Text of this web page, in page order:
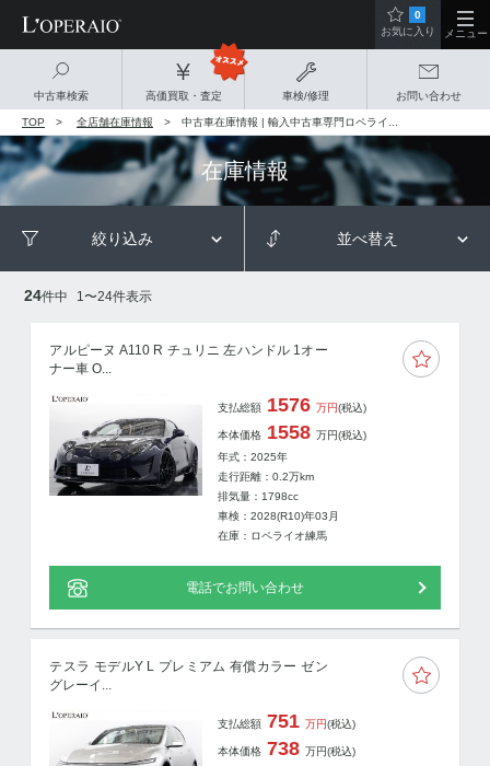
中古車検索 高価買取・査定 車検/修理 お問い合わせ
0
お気に入り
メニュー
TOP 全店舗在庫情報 中古車在庫情報 | 輸入中古車専門ロペライ...
在庫情報
絞り込み 並べ替え
24件中 1〜24件表示
アルピーヌ A110 R チュリニ 左ハンドル 1オー
ナー車 O...
支払総額 1576 万円(税込)
本体価格 1558 万円(税込)
年式：2025年
走行距離：0.2万km
排気量：1798cc
車検：2028(R10)年03月
在庫：ロペライオ練馬
電話でお問い合わせ
テスラ モデルY L プレミアム 有償カラー ゼン
グレーイ...
支払総額 751 万円(税込)
本体価格 738 万円(税込)